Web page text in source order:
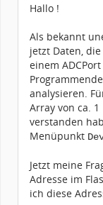
Hallo !
Als bekannt
jetzt Daten,
einem
analysieren.
Array von ca. 1
verstanden
Menüpunkt
Jetzt meine
Adresse im
ich diese